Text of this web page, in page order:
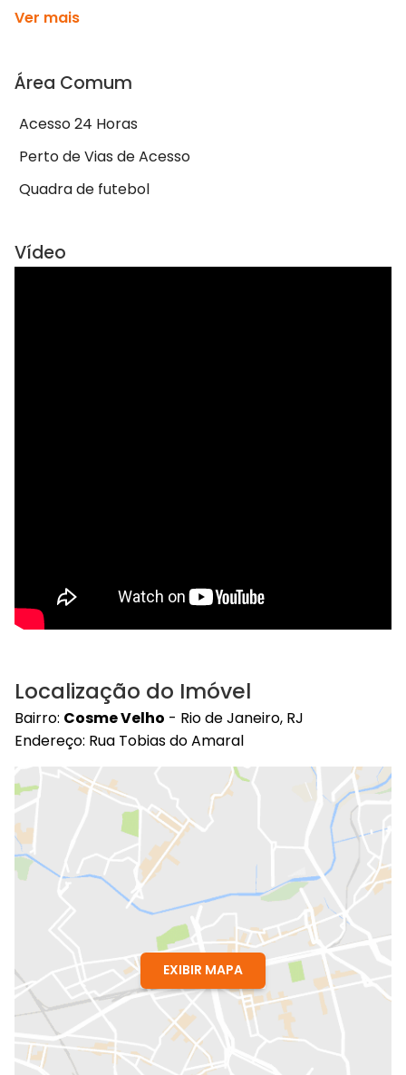
Ver mais
Área Comum
Acesso 24 Horas
Perto de Vias de Acesso
Quadra de futebol
Vídeo
Localização do Imóvel
Bairro: Cosme Velho - Rio de Janeiro, RJ
Endereço: Rua Tobias do Amaral
EXIBIR MAPA